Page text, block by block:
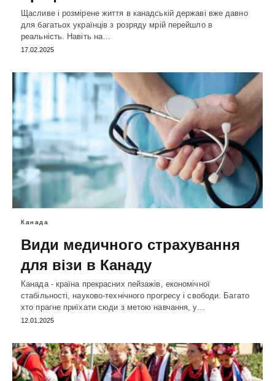
Щасливе і розмірене життя в канадській державі вже давно
для багатьох українців з розряду мрій перейшло в
реальність. Навіть на…
17.02.2025
Канада
Види медичного страхування
для візи в Канаду
Канада - країна прекрасних пейзажів, економічної
стабільності, науково-технічного прогресу і свободи. Багато
хто прагне приїхати сюди з метою навчання, у…
12.01.2025